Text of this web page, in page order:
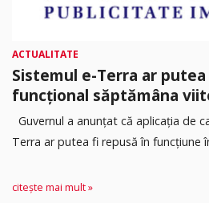
ACTUALITATE
Sistemul e-Terra ar
funcțional săptămâna
Guvernul a anunțat că aplicația de
Terra ar putea fi repusă în funcțiune
citește mai mult »